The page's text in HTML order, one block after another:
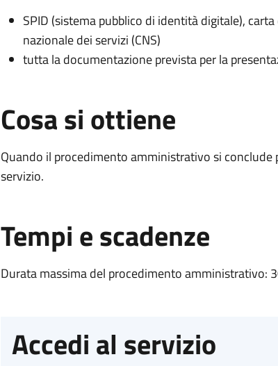
SPID (sistema pubblico di identità digitale),
nazionale dei servizi (CNS)
tutta la documentazione prevista per la
Cosa si ottiene
Quando il procedimento amministrativo si
servizio.
Tempi e scadenze
Durata massima del procedimento amministrativo:
Accedi al servizio